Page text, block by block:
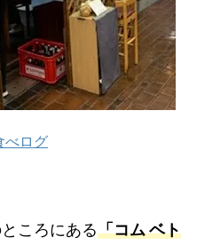
べログ
ころにある「コム ベト